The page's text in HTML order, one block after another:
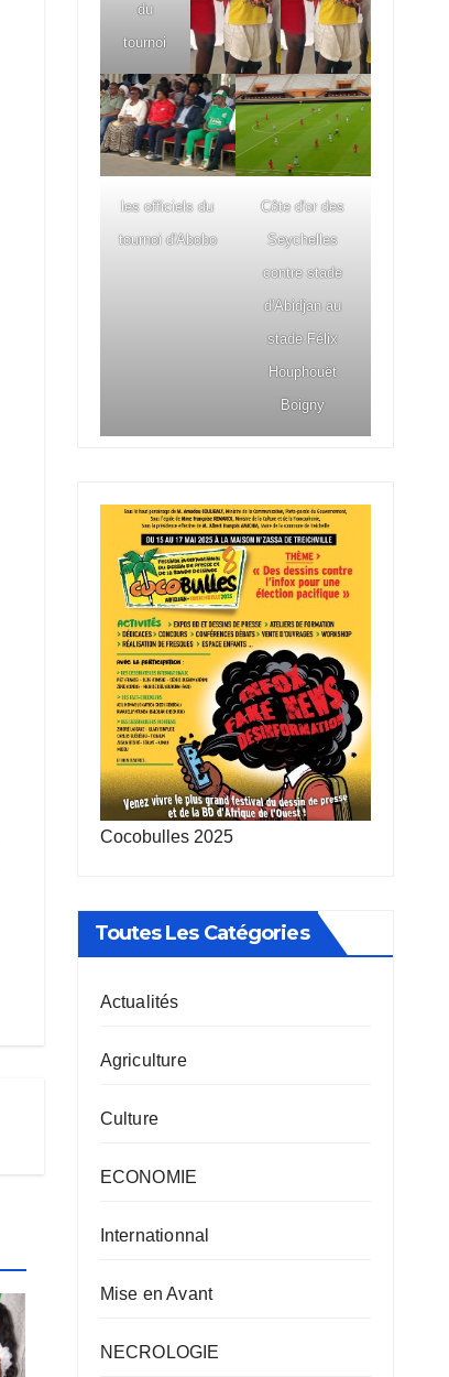
du
tournoi
les officiels du
tournoi d'Abobo
Côte d'or des
Seychelles
contre stade
d'Abidjan au
stade Félix
Houphouët
Boigny
Cocobulles 2025
Toutes Les Catégories
Actualités
Agriculture
Culture
ECONOMIE
Internationnal
Mise en Avant
NECROLOGIE